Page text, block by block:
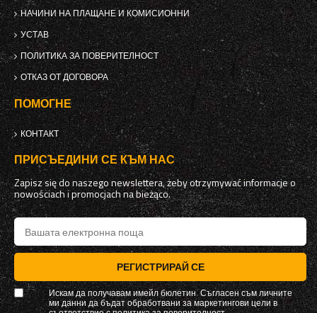
НАЧИНИ НА ПЛАЩАНЕ И КОМИСИОННИ
УСТАВ
ПОЛИТИКА ЗА ПОВЕРИТЕЛНОСТ
ОТКАЗ ОТ ДОГОВОРА
ПОМОГНЕ
КОНТАКТ
ПРИСЪЕДИНИ СЕ КЪМ НАС
Zapisz się do naszego newslettera, żeby otrzymywać informacje o
nowościach i promocjach na bieżąco.
РЕГИСТРИРАЙ СЕ
Искам да получавам имейл бюлетин. Съгласен съм личните
ми данни да бъдат обработвани за маркетингови цели в